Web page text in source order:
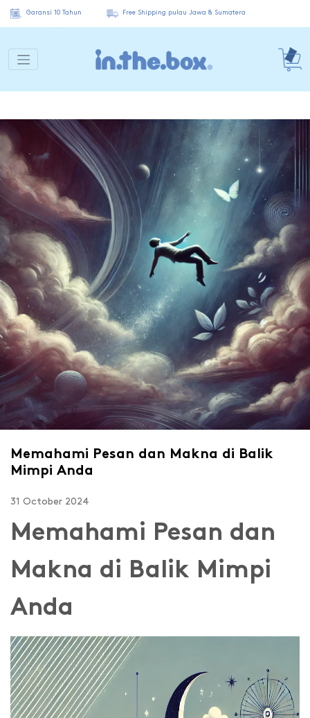
Garansi 10 Tahun Free Shipping pulau Jawa & Sumatera
Memahami Pesan dan Makna di Balik
Mimpi Anda
31 October 2024
Memahami Pesan dan
Makna di Balik Mimpi
Anda